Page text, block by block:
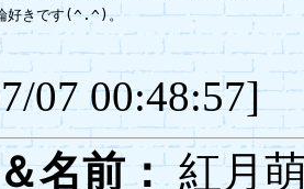
好きです(^.^)。
07 00:48:57]
名前：紅